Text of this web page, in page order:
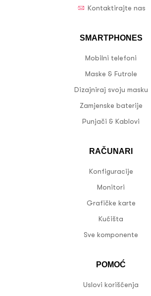
Kontaktirajte nas
SMARTPHONES
Mobilni telefoni
Maske & Futrole
Dizajniraj svoju masku
Zamjenske baterije
Punjači & Kablovi
RAČUNARI
Konfiguracije
Monitori
Grafičke karte
Kućišta
Sve komponente
POMOĆ
Uslovi korišćenja